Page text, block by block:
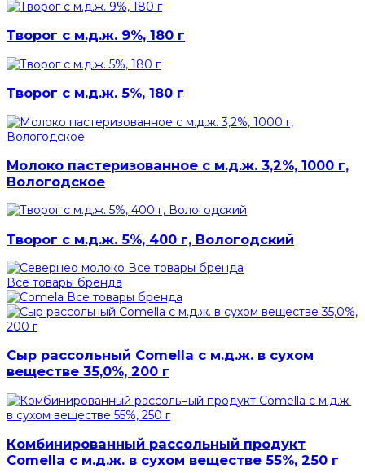
Творог с м.д.ж. 9%, 180 г
Творог с м.д.ж. 5%, 180 г
Молоко пастеризованное с м.д.ж. 3,2%, 1000 г,
Вологодское
Творог с м.д.ж. 5%, 400 г, Вологодский
Все товары бренда
Все товары бренда
Все товары бренда
Сыр рассольный Comella с м.д.ж. в сухом
веществе 35,0%, 200 г
Комбинированный рассольный продукт
Comella с м.д.ж. в сухом веществе 55%, 250 г